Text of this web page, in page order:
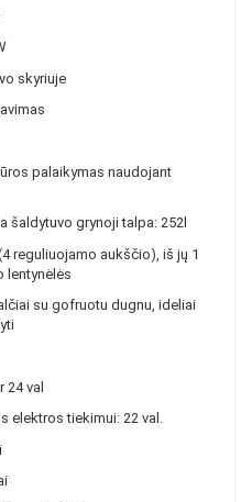
skyriuje
palaikymas naudojant
šaldytuvo grynoji talpa: 252l
reguliuojamo aukščio), iš jų 1
lentynėlės
su gofruotu dugnu, ideliai
val
elektros tiekimui: 22 val.